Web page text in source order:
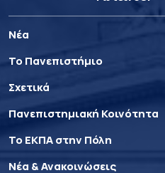
Νέα
Το Πανεπιστήμιο
Σχετικά
Πανεπιστημιακή Κοινότητα
Το ΕΚΠΑ στην Πόλη
Νέα & Ανακοινώσεις